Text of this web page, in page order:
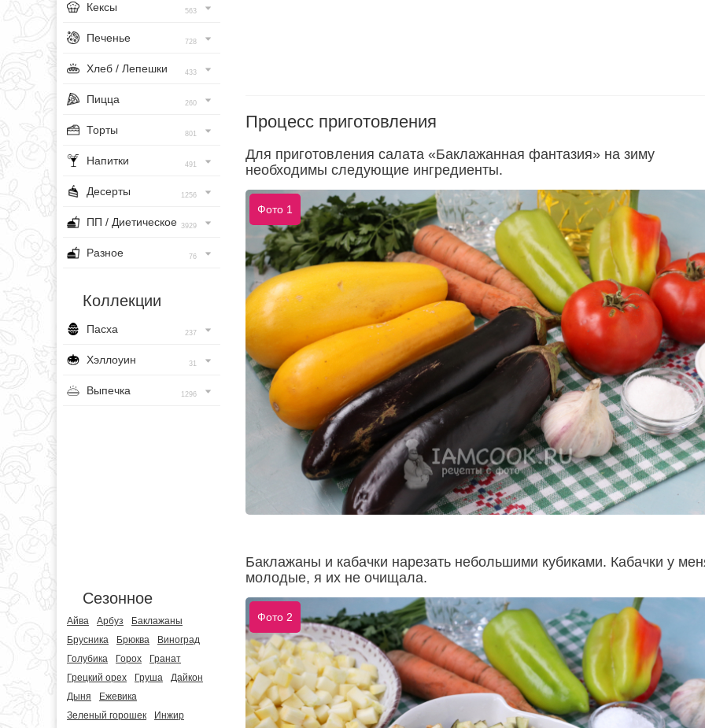
Кексы 563
Печенье 728
Хлеб / Лепешки 433
Пицца 260
Торты 801
Напитки 491
Десерты 1256
ПП / Диетическое 3929
Разное 76
Коллекции
Пасха 237
Хэллоуин 31
Выпечка 1296
Сезонное
Айва Арбуз
Баклажаны
Брусника
Брюква
Виноград
Голубика
Горох
Гранат
Грецкий орех
Груша
Дайкон
Дыня
Ежевика
Зеленый горошек
Инжир
Процесс приготовления
Для приготовления салата «Баклажанная фантазия» на зиму
необходимы следующие ингредиенты.
Фото 1
Баклажаны и кабачки нарезать небольшими кубиками. Кабачки у
молодые, я их не очищала.
Фото 2